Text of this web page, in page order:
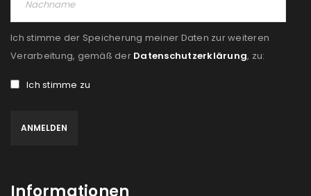
Ich stimme der Speicherung meiner Daten zur weiteren
Verarbeitung, gemäß der Datenschutzerklärung, zu:
Ich stimme zu
Informationen